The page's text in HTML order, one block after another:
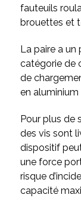
fauteuils
brouettes et
La paire a un
catégorie de
de
en
Pour plus de
des vis sont
dispositif
une force
risque
capacité